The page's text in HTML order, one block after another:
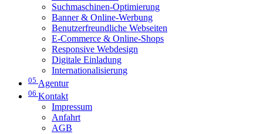
Suchmaschinen-Optimierung
Banner & Online-Werbung
Benutzerfreundliche Webseiten
E-Commerce & Online-Shops
Responsive Webdesign
Digitale Einladung
Internationalisierung
05 Agentur
06 Kontakt
Impressum
Anfahrt
AGB